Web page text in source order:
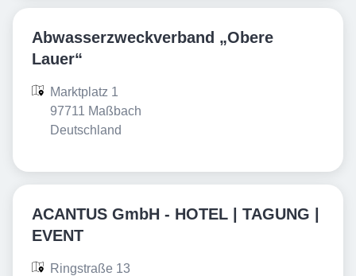
Abwasserzweckverband „Obere
Lauer“
Marktplatz 1
97711 Maßbach
Deutschland
ACANTUS GmbH - HOTEL | TAGUNG |
EVENT
Ringstraße 13